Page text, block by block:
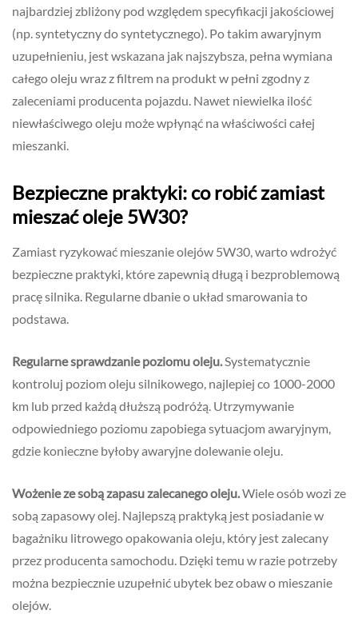
najbardziej zbliżony pod względem specyfikacji jakościowej
(np. syntetyczny do syntetycznego). Po takim awaryjnym
uzupełnieniu, jest wskazana jak najszybsza, pełna wymiana
całego oleju wraz z filtrem na produkt w pełni zgodny z
zaleceniami producenta pojazdu. Nawet niewielka ilość
niewłaściwego oleju może wpłynąć na właściwości całej
mieszanki.
Bezpieczne praktyki: co robić zamiast
mieszać oleje 5W30?
Zamiast ryzykować mieszanie olejów 5W30, warto wdrożyć
bezpieczne praktyki, które zapewnią długą i bezproblemową
pracę silnika. Regularne dbanie o układ smarowania to
podstawa.
Regularne sprawdzanie poziomu oleju. Systematycznie
kontroluj poziom oleju silnikowego, najlepiej co 1000-2000
km lub przed każdą dłuższą podróżą. Utrzymywanie
odpowiedniego poziomu zapobiega sytuacjom awaryjnym,
gdzie konieczne byłoby awaryjne dolewanie oleju.
Wożenie ze sobą zapasu zalecanego oleju.Wiele osób wozi ze
sobą zapasowy olej. Najlepszą praktyką jest posiadanie w
bagażniku litrowego opakowania oleju, który jest zalecany
przez producenta samochodu. Dzięki temu w razie potrzeby
można bezpiecznie uzupełnić ubytek bez obaw o mieszanie
olejów.